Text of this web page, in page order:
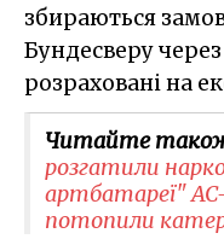
збираються
Бундесверу
розраховані на
Читайте
розгатили
артбатареї"
потопили